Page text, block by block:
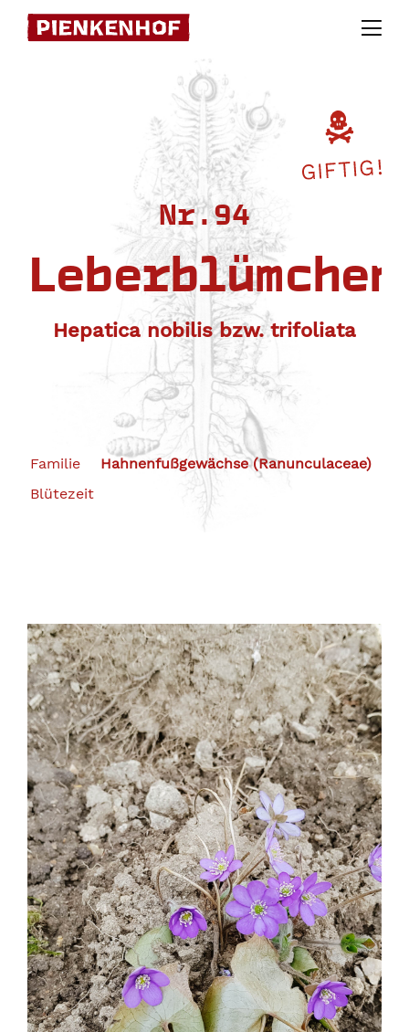
Skip
Nr.94
Leberblümchen
Hepatica nobilis bzw. trifoliata
Familie
Hahnenfußgewächse (Ranunculaceae)
Blütezeit